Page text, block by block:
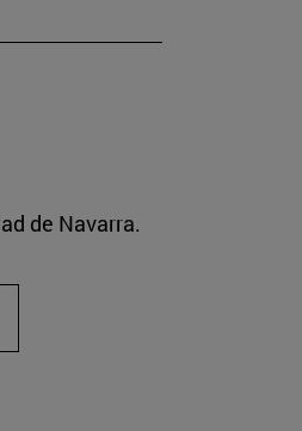
de Navarra.
desplazarse.